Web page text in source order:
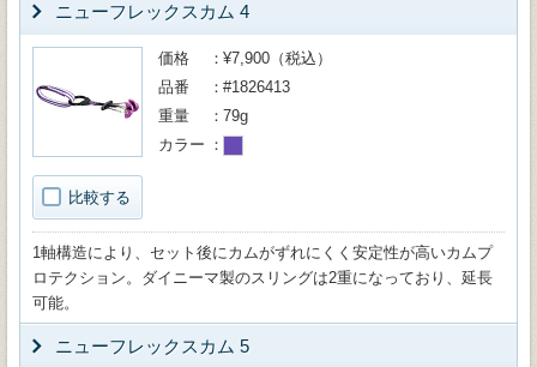
ニューフレックスカム 4
比較する
価格
¥7,900（税込）
品番
#1826413
重量
79g
カラー
1軸構造により、セット後にカムがずれにくく安定性が高いカムプ
ロテクション。ダイニーマ製のスリングは2重になっており、延長
可能。
ニューフレックスカム 5